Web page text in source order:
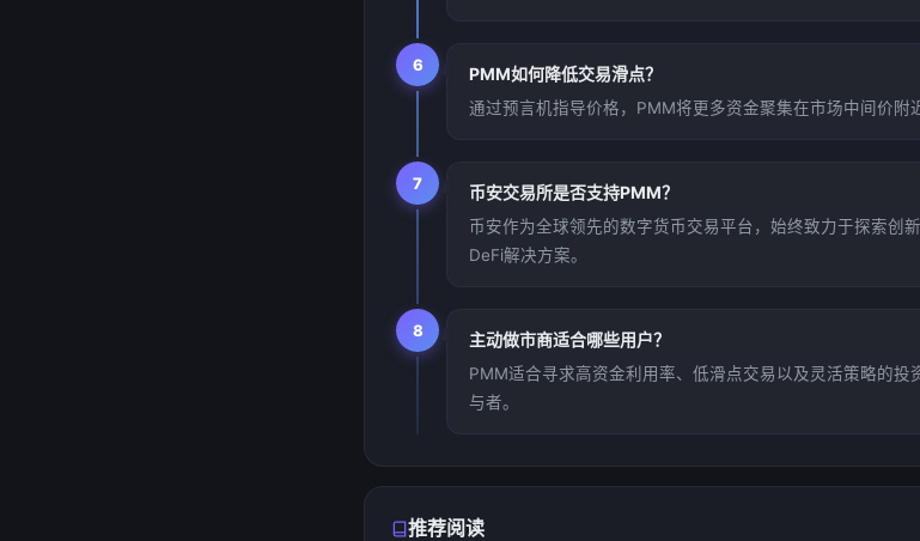
6 PMM如何降低交易滑点？
通过预言机指导价格，PMM将更多资金聚集在市场中间价附
7 币安交易所是否支持PMM？
币安作为全球领先的数字货币交易平台，始终致力于探索创
DeFi解决方案。
8 主动做市商适合哪些用户？
PMM适合寻求高资金利用率、低滑点交易以及灵活策略的投
与者。
推荐阅读